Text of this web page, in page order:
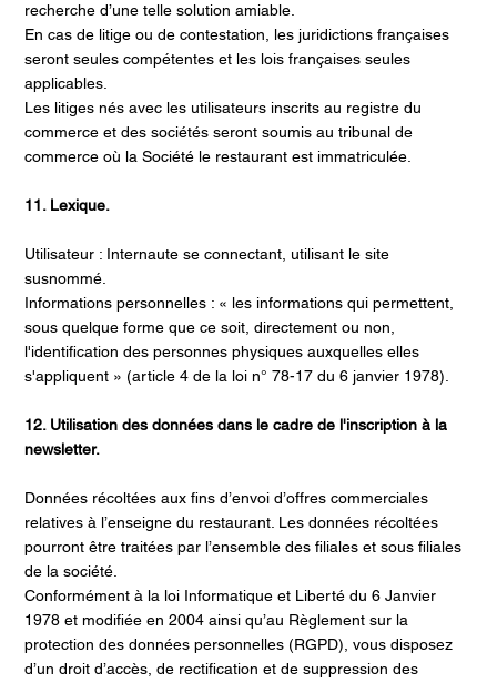
recherche d’une telle solution amiable.
En cas de litige ou de contestation, les juridictions françaises
seront seules compétentes et les lois françaises seules
applicables.
Les litiges nés avec les utilisateurs inscrits au registre du
commerce et des sociétés seront soumis au tribunal de
commerce où la Société le restaurant est immatriculée.
11. Lexique.
Utilisateur : Internaute se connectant, utilisant le site
susnommé.
Informations personnelles : « les informations qui permettent,
sous quelque forme que ce soit, directement ou non,
l'identification des personnes physiques auxquelles elles
s'appliquent » (article 4 de la loi n° 78-17 du 6 janvier 1978).
12. Utilisation des données dans le cadre de l'inscription à la
newsletter.
Données récoltées aux fins d’envoi d’offres commerciales
relatives à l’enseigne du restaurant. Les données récoltées
pourront être traitées par l’ensemble des filiales et sous filiales
de la société.
Conformément à la loi Informatique et Liberté du 6 Janvier
1978 et modifiée en 2004 ainsi qu’au Règlement sur la
protection des données personnelles (RGPD), vous disposez
d’un droit d’accès, de rectification et de suppression des